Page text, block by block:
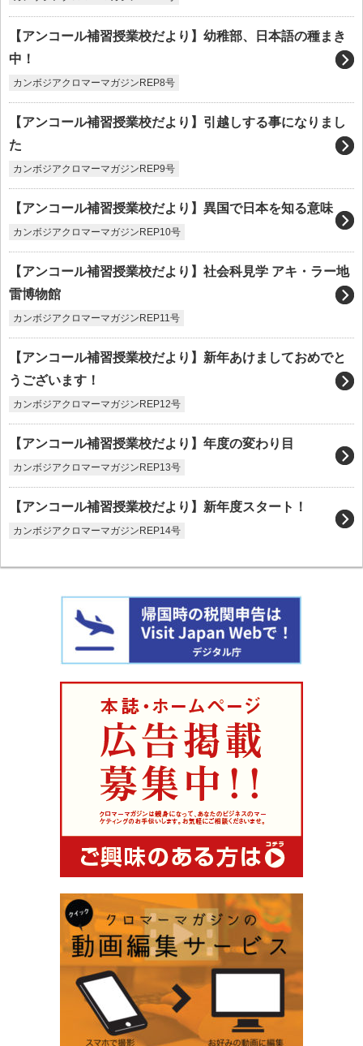
【アンコール補習授業校だより】幼稚部、日本語の種まき
中！
カンボジアクロマーマガジンREP8号
【アンコール補習授業校だより】引越しする事になりまし
た
カンボジアクロマーマガジンREP9号
【アンコール補習授業校だより】異国で日本を知る意味
カンボジアクロマーマガジンREP10号
【アンコール補習授業校だより】社会科見学 アキ・ラー地
雷博物館
カンボジアクロマーマガジンREP11号
【アンコール補習授業校だより】新年あけましておめでと
うございます！
カンボジアクロマーマガジンREP12号
【アンコール補習授業校だより】年度の変わり目
カンボジアクロマーマガジンREP13号
【アンコール補習授業校だより】新年度スタート！
カンボジアクロマーマガジンREP14号